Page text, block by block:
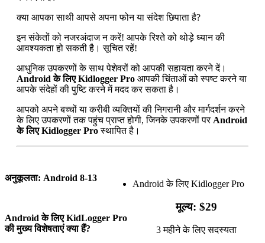
क्या आपका साथी आपसे अपना फोन या संदेश छिपाता है?
इन संकेतों को नजरअंदाज न करें! आपके रिश्ते को थोड़े ध्यान की
आवश्यकता हो सकती है। सूचित रहें!
आधुनिक उपकरणों के साथ पेशेवरों को आपकी सहायता करने दें।
Android के लिए Kidlogger Pro आपकी चिंताओं को स्पष्ट करने या
आपके संदेहों की पुष्टि करने में मदद कर सकता है।
आपको अपने बच्चों या करीबी व्यक्तियों की निगरानी और मार्गदर्शन करने
के लिए उपकरणों तक पहुंच प्राप्त होगी, जिनके उपकरणों परAndroid
के लिए Kidlogger Proस्थापित है।
अनुकूलता: Android 8-13
Android के लिए KidLogger Pro
की मुख्य विशेषताएं क्या हैं?
Android के लिए Kidlogger Pro
मूल्य: $29
3 महीने के लिए सदस्यता